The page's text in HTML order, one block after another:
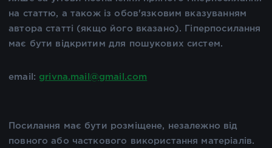
на статтю, а також із обов'язковим вказуванням
автора статті (якщо його вказано). Гіперпосилання
має бути відкритим для пошукових систем.
email: grivna.mail@gmail.com
Посилання має бути розміщене, незалежно від
повного або часткового використання матеріалів.